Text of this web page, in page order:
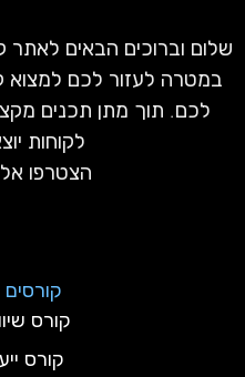
שלום וברוכים הבאים לאתר
במטרה לעזור לכם למצוא
לכם. תוך מתן תכנים
לקוחות
הצטרפו
קורס
קורס